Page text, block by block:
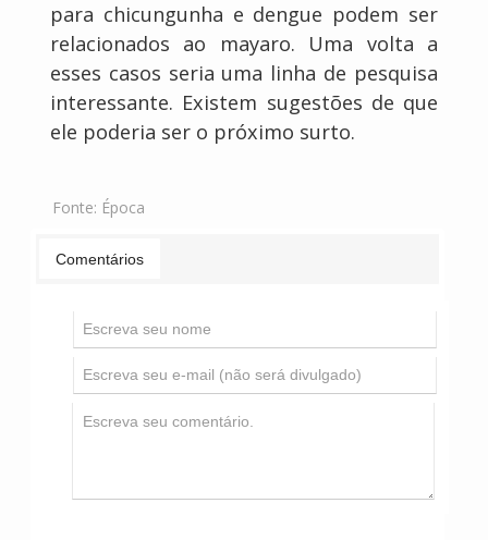
para chicungunha e dengue podem ser
relacionados ao mayaro. Uma volta a
esses casos seria uma linha de pesquisa
interessante. Existem sugestões de que
ele poderia ser o próximo surto.
Fonte: Época
Comentários